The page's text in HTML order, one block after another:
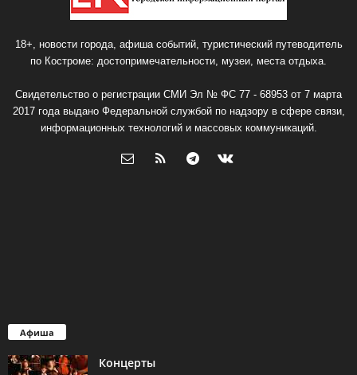
18+, новости города, афиша событий, туристический путеводитель
по Костроме: достопримечательности, музеи, места отдыха.
Свидетельство о регистрации СМИ Эл № ФС 77 - 68953 от 7 марта
2017 года выдано Федеральной службой по надзору в сфере связи,
информационных технологий и массовых коммуникаций.
Афиша
Концерты